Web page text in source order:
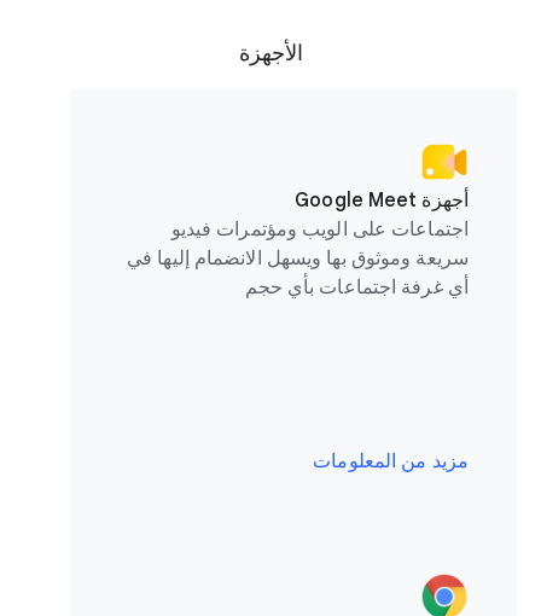
الأجهزة
أجهزة Google Meet
اجتماعات على الويب ومؤتمرات فيديو
سريعة وموثوق بها ويسهل الانضمام إليها في
أي غرفة اجتماعات بأي حجم
مزيد من المعلومات